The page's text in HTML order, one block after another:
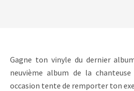
Gagne ton vinyle du dernier
neuvième album de la
occasion tente de remporter ton